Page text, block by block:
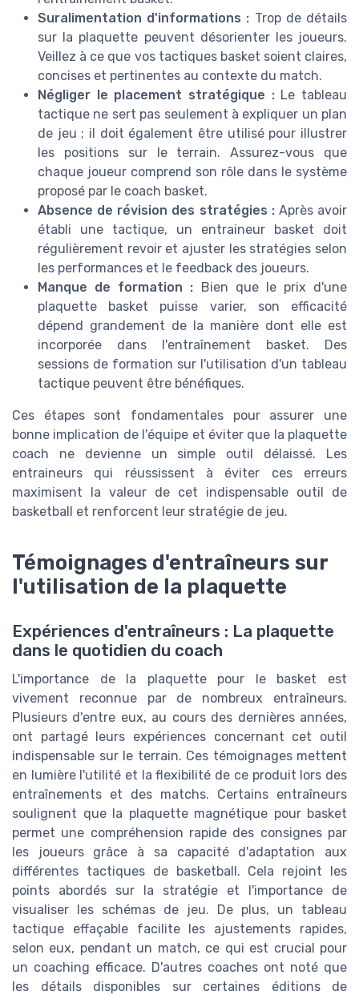
Suralimentation d'informations : Trop de détails
sur la plaquette peuvent désorienter les joueurs.
Veillez à ce que vos tactiques basket soient claires,
concises et pertinentes au contexte du match.
Négliger le placement stratégique :Le tableau
tactique ne sert pas seulement à expliquer un plan
de jeu ; il doit également être utilisé pour illustrer
les positions sur le terrain. Assurez-vous que
chaque joueur comprend son rôle dans le système
proposé par le coach basket.
Absence de révision des stratégies :Après avoir
établi une tactique, un entraineur basket doit
régulièrement revoir et ajuster les stratégies selon
les performances et le feedback des joueurs.
Manque de formation : Bien que le prix d'une
plaquette basket puisse varier, son efficacité
dépend grandement de la manière dont elle est
incorporée dans l'entraînement basket. Des
sessions de formation sur l'utilisation d'un tableau
tactique peuvent être bénéfiques.
Ces étapes sont fondamentales pour assurer une
bonne implication de l'équipe et éviter que la plaquette
coach ne devienne un simple outil délaissé. Les
entraineurs qui réussissent à éviter ces erreurs
maximisent la valeur de cet indispensable outil de
basketball et renforcent leur stratégie de jeu.
Témoignages d'entraîneurs sur
l'utilisation de la plaquette
Expériences d'entraîneurs : La plaquette
dans le quotidien du coach
L'importance de la plaquette pour le basket est
vivement reconnue par de nombreux entraîneurs.
Plusieurs d'entre eux, au cours des dernières années,
ont partagé leurs expériences concernant cet outil
indispensable sur le terrain. Ces témoignages mettent
en lumière l'utilité et la flexibilité de ce produit lors des
entraînements et des matchs. Certains entraîneurs
soulignent que la plaquette magnétique pour basket
permet une compréhension rapide des consignes par
les joueurs grâce à sa capacité d'adaptation aux
différentes tactiques de basketball. Cela rejoint les
points abordés sur la stratégie et l'importance de
visualiser les schémas de jeu. De plus, un tableau
tactique effaçable facilite les ajustements rapides,
selon eux, pendant un match, ce qui est crucial pour
un coaching efficace. D'autres coaches ont noté que
les détails disponibles sur certaines éditions de